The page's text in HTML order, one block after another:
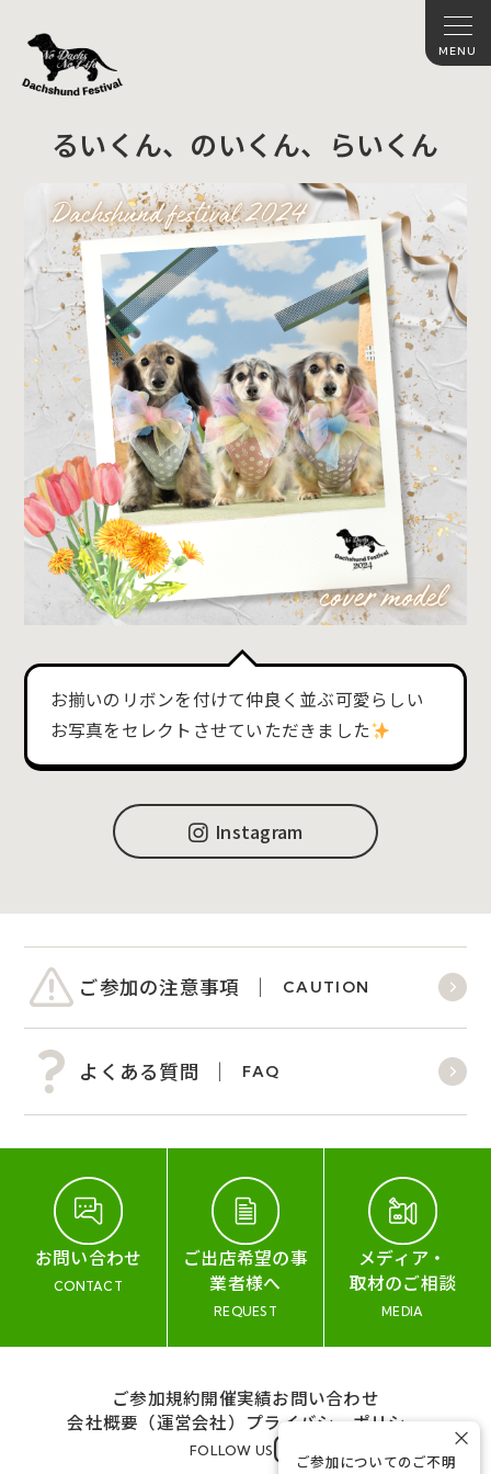
るいくん、のいくん、らいくん
お揃いのリボンを付けて仲良く並ぶ可愛らしい
お写真をセレクトさせていただきました
Instagram
ご参加の注意事項 CAUTION
よくある質問 FAQ
お問い合わせ
CONTACT
ご出店希望の事
業者様へ
REQUEST
メディア・
取材のご相談
MEDIA
ご参加規約開催実績お問い合わせ
会社概要（運営会社） プライバシーポリシー
FOLLOW US
ご参加についてのご不明
×